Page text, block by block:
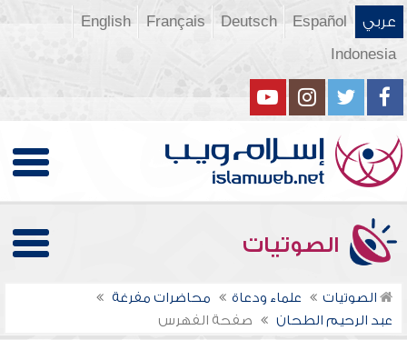
عربي Español
Deutsch
Français
English
Indonesia
الصوتيات
الصوتيات علماء ودعاة
محاضرات مفرغة
عبد الرحيم الطحان
صفحة الفهرس